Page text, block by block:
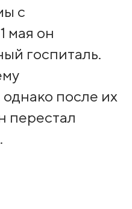
с
мая он
госпиталь.
после их
перестал